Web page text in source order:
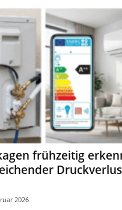
frühzeitig
2026